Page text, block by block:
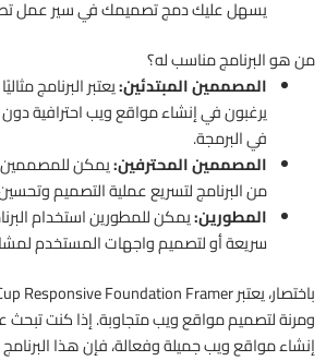
يسهل عليك دمج تصميمك في سير عمل
من هو البرنامج مناسب له؟
المصممين المبتدئين:يعتبر البرنامج
يرغبون في إنشاء مواقع ويب احترافية دون
في البرمجة.
المصممين المحترفين:يمكن للمصممين
من البرنامج لتسريع عملية التصميم
المطورين:يمكن للمطورين استخدام
سريعة أو لتصميم واجهات المستخدم
ومرنة لتصميم مواقع ويب متجاوبة. إذا كنت
إنشاء مواقع ويب جميلة وفعالة، فإن هذا